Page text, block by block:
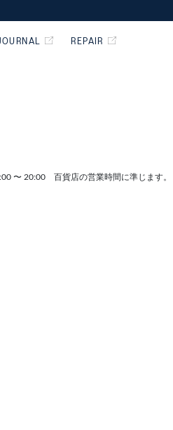
REPAIR
〜 20:00 百貨店の営業時間に準じます。